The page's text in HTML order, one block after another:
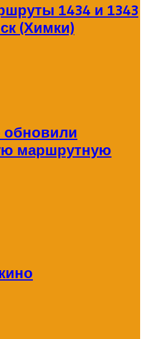
1434 и 1343
(Химки)
обновили
маршрутную